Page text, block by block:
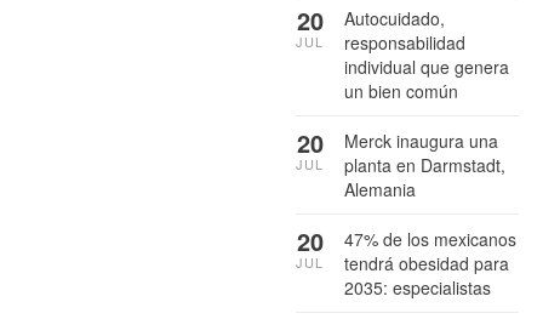
Autocuidado,
responsabilidad
individual que genera
un bien común
20
JUL
Merck inaugura una
planta en Darmstadt,
Alemania
20
JUL
47% de los mexicanos
tendrá obesidad para
2035: especialistas
20
JUL